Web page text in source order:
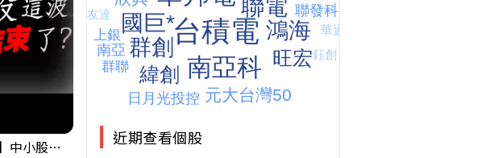
【該小心】中小股派對結束 ? 關鍵訊號都指向... 台股狂飆1200點，但還有兩關沒過｜Mr.Jimmy高志銘 #台股 #期貨 #加權指數
近期查看個股